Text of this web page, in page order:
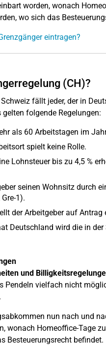
worden, wonach
wo sich das
eintragen?
(CH)?
fällt jeder, der in
folgende Regelungen:
als 60 Arbeitstagen im
spielt keine Rolle.
Lohnsteuer bis zu 4,5 %
seinen Wohnsitz durch
1).
der Arbeitgeber auf
Deutschland wird die in
und
Pendeln vielfach nicht
nun nach und
wonach Homeoffice-Tage
Besteuerungsrecht befindet.